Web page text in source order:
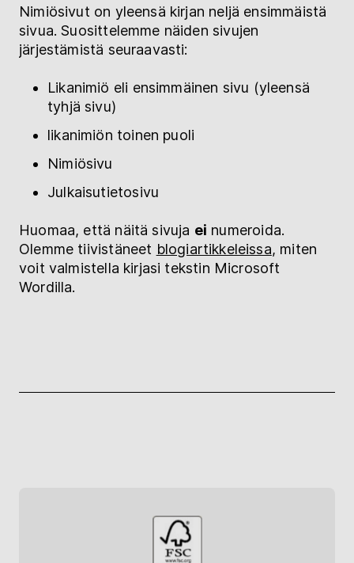
Nimiösivut on yleensä kirjan neljä ensimmäistä
sivua. Suosittelemme näiden sivujen
järjestämistä seuraavasti:
Likanimiö eli ensimmäinen sivu (yleensä
tyhjä sivu)
likanimiön toinen puoli
Nimiösivu
Julkaisutietosivu
Huomaa, että näitä sivuja ei numeroida.
Olemme tiivistäneet blogiartikkeleissa, miten
voit valmistella kirjasi tekstin Microsoft
Wordilla.